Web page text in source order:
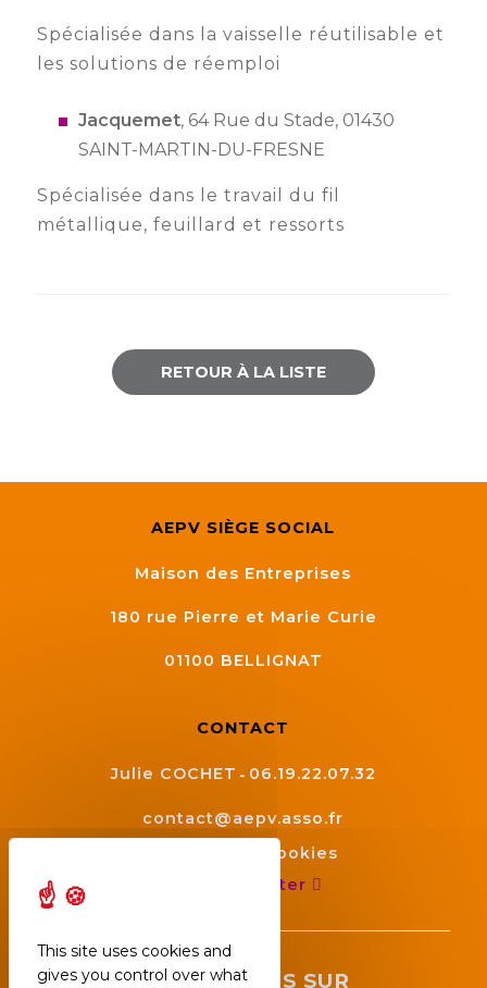
Spécialisée dans la vaisselle réutilisable et
les solutions de réemploi
Jacquemet, 64 Rue du Stade, 01430
SAINT-MARTIN-DU-FRESNE
Spécialisée dans le travail du fil
métallique, feuillard et ressorts
RETOUR À LA LISTE
AEPV SIÈGE SOCIAL
Maison des Entreprises
180 rue Pierre et Marie Curie
01100 BELLIGNAT
CONTACT
Julie COCHET 06.19.22.07.32
contact@aepv.asso.fr
Gestion des cookies
Nous contacter
SUIVEZ NOUS SUR
This site uses cookies and
gives you control over what